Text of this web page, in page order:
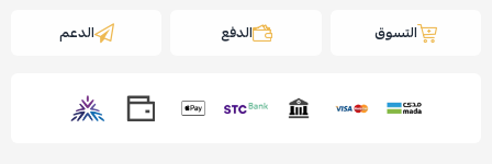
التسوق الدفع الدعم